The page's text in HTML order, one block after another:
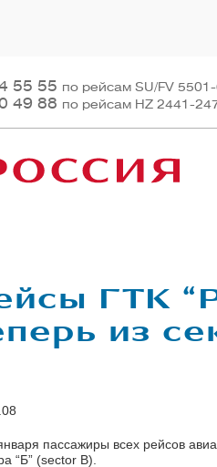
55 55 по рейсам SU/FV
49 88 по рейсам HZ 2441-
ГТК
из
пассажиры всех рейсов
“Б” (sector B).